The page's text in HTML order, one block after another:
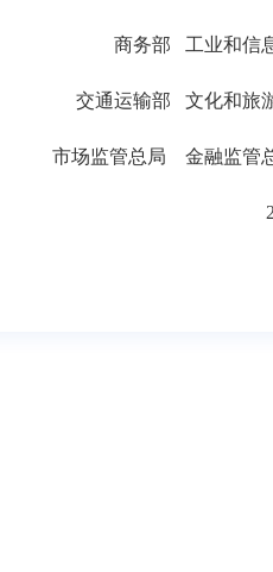
商务部 工业和信
交通运输部 文化和旅
市场监管总局 金融监管